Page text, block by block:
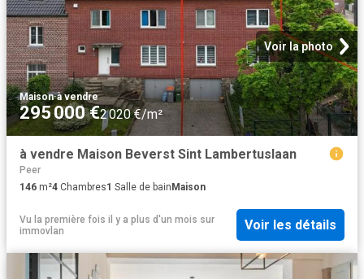
Voir la photo
Maison·à vendre
295 000 €2 020 €/m²
à vendre Maison Beverst Sint Lambertuslaan
Peer
146 m²4 Chambres1 Salle de bainMaison
Vu la première fois il y a plus d'un mois sur
immovlan
Voir les détails